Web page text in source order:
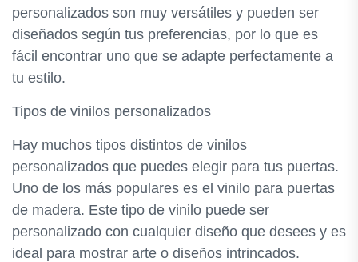
personalizados son muy versátiles y pueden ser
diseñados según tus preferencias, por lo que es
fácil encontrar uno que se adapte perfectamente a
tu estilo.
Tipos de vinilos personalizados
Hay muchos tipos distintos de vinilos
personalizados que puedes elegir para tus puertas.
Uno de los más populares es el vinilo para puertas
de madera. Este tipo de vinilo puede ser
personalizado con cualquier diseño que desees y es
ideal para mostrar arte o diseños intrincados.